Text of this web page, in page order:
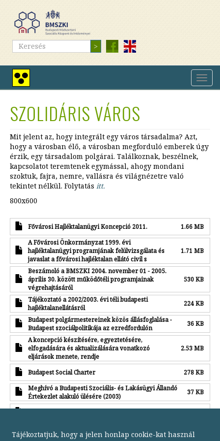
tartalomra
Nagy
kontrasztú
Keresés Keresés
SZOLIDÁRIS VÁROS
Mit jelent az, hogy integrált egy város társadalma? Azt,
hogy a városban élő, a városban megforduló emberek úgy
érzik, egy társadalom polgárai. Találkoznak, beszélnek,
kapcsolatot teremtenek egymással, ahogy mondani
szoktuk, fajra, nemre, vallásra és világnézetre való
tekintet nélkül. Folytatás itt.
800x600
Fővárosi Hajléktalanügyi Koncepció 2011.
1.66 MB
A Fővárosi Önkormányzat 1999. évi
hajléktalanügyi programjának felülvizsgálata és
javaslat a fővárosi hajléktalan ellátó civil s
1.71 MB
Beszámoló a BMSZKI 2004. november 01 - 2005.
április 30. között működőtéli programjainak
végrehajtásáról
530 KB
Tájékoztató a 2002/2003. évi téli budapesti
hajléktalanellátásról
224 KB
Budapest polgármestereinek közös állásfoglalása -
Budapest szociálpolitikája az ezredfordulón
36 KB
A koncepció készítésére, egyeztetésére,
elfogadására és aktualizálására vonatkozó
eljárások menete, rendje
2.53 MB
Budapest Social Charter
278 KB
Meghívó a Budapesti Szociális- és Lakásügyi Állandó
Értekezlet alakuló ülésére (2003)
37 KB
Tájékoztatjuk, hogy a jelen honlap cookie-kat használ